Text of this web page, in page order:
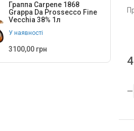
Граппа Carpene 1868
Grappa Da Prossecco Fine
Vecchia 38% 1л
У наявності
3100,00 грн